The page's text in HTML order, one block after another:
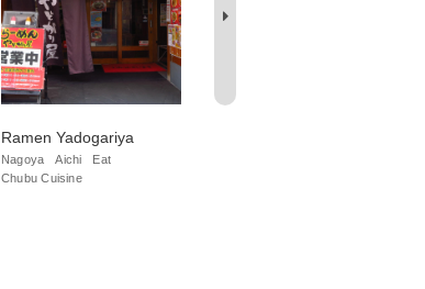
Ramen Yadogariya
Nagoya Aichi
Eat
Chubu Cuisine